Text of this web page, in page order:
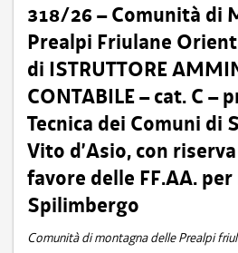
318/26 – Comunità di
Prealpi Friulane
di ISTRUTTORE
CONTABILE – cat. C –
Tecnica dei Comuni di
Vito d’Asio, con
favore delle FF.AA.
Spilimbergo
Comunità di montagna delle Prealpi